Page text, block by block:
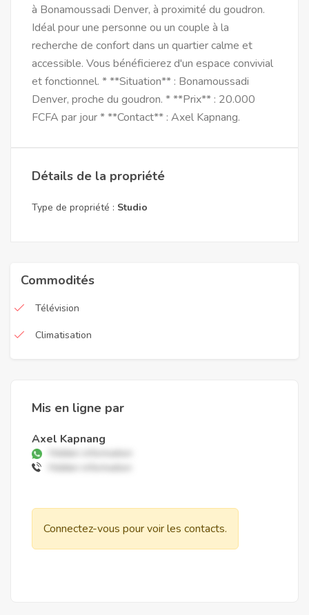
à Bonamoussadi Denver, à proximité du goudron.
Idéal pour une personne ou un couple à la
recherche de confort dans un quartier calme et
accessible. Vous bénéficierez d'un espace convivial
et fonctionnel. * **Situation** : Bonamoussadi
Denver, proche du goudron. * **Prix** : 20.000
FCFA par jour * **Contact** : Axel Kapnang.
Détails de la propriété
Type de propriété : Studio
Commodités
Télévision
Climatisation
Mis en ligne par
Axel Kapnang
Hidden information
Hidden information
Connectez-vous pour voir les contacts.